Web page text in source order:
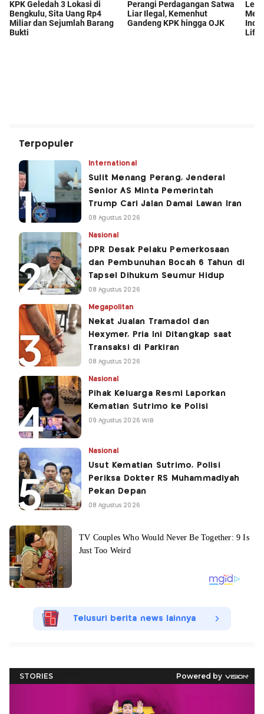
Terpopuler
International
Sulit Menang Perang, Jenderal
Senior AS Minta Pemerintah
Trump Cari Jalan Damai Lawan Iran
08 Agustus 2026
Nasional
DPR Desak Pelaku Pemerkosaan
dan Pembunuhan Bocah 6 Tahun di
Tapsel Dihukum Seumur Hidup
08 Agustus 2026
Megapolitan
Nekat Jualan Tramadol dan
Hexymer, Pria Ini Ditangkap saat
Transaksi di Parkiran
08 Agustus 2026
Nasional
Pihak Keluarga Resmi Laporkan
Kematian Sutrimo ke Polisi
09 Agustus 2026 WIB
Nasional
Usut Kematian Sutrimo, Polisi
Periksa Dokter RS Muhammadiyah
Pekan Depan
08 Agustus 2026
Telusuri berita news lainnya